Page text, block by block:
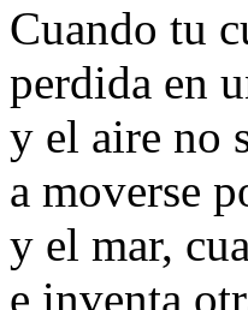
Cuando tu
perdida en
y el aire no
a moverse
y el mar,
e inventa